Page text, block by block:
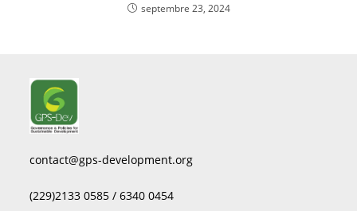
septembre 23, 2024
contact@gps-development.org
(229)2133 0585 / 6340 0454